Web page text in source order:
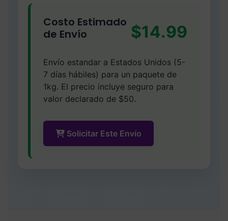
Costo Estimado
de Envío
$14.99
Envío estandar a Estados Unidos (5-
7 días hábiles) para un paquete de
1kg. El precio incluye seguro para
valor declarado de $50.
Solicitar Este Envío